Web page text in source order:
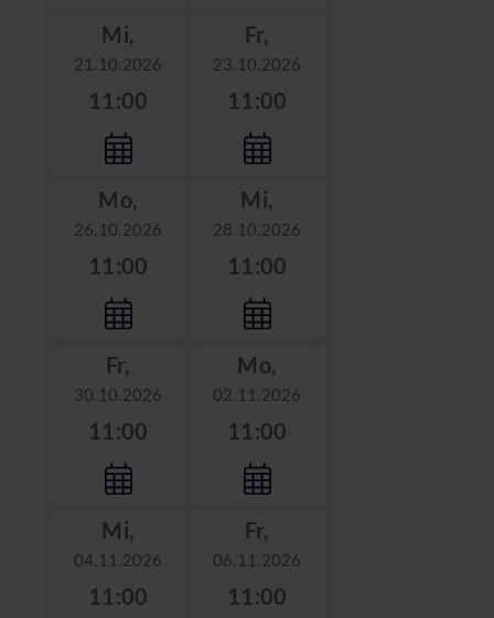
Mi,
21.10.2026
11:00
Fr,
23.10.2026
11:00
Mo,
26.10.2026
11:00
Mi,
28.10.2026
11:00
Fr,
30.10.2026
11:00
Mo,
02.11.2026
11:00
Mi,
04.11.2026
11:00
Fr,
06.11.2026
11:00